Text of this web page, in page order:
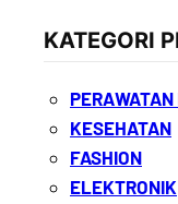
KATEGORI
KESEHATAN
FASHION
ELEKTRONIK